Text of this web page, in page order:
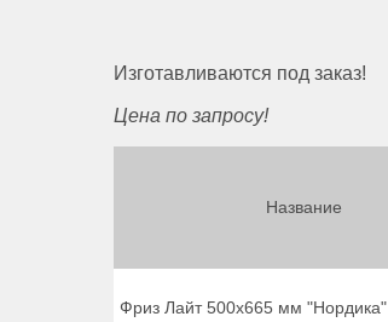
Изготавливаются под заказ!
Цена по запросу!
Название
Фриз Лайт 500х665 мм "Нордика"